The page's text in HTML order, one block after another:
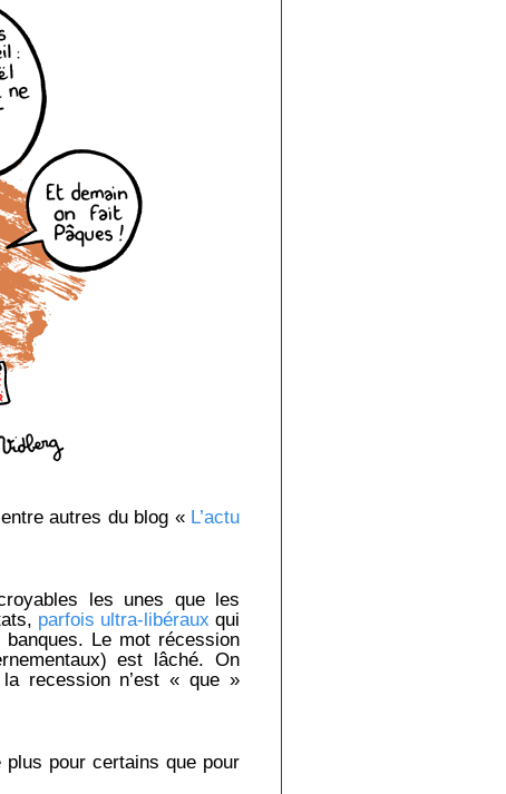
autres du blog « L’actu
les unes que les
parfois ultra-libéraux qui
Le mot récession
est lâché. On
recession n’est « que »
plus pour certains que pour